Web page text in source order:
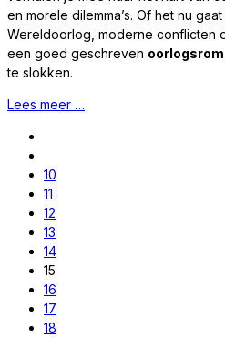
en morele dilemma’s. Of het nu
Wereldoorlog, moderne conflicten
een goed geschreven
te slokken.
Lees meer …
10
11
12
13
14
15
16
17
18